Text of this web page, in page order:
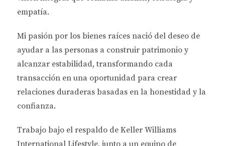
Factores que Influyen en las Tasas de
Interés
Existen varios factores que afectan las tasas de
interés para los préstamos inmobiliarios en Florida:
Historial Crediticio:Un buen historial crediticio
puede ayudar a asegurar tasas más bajas.
Tipo de Propiedad:
comerciales.
Duración del Préstamo:
Los préstamos a corto
empatía.
Mi pasión por los bienes raíces nació del deseo de
ayudar a las personas a construir patrimonio y
alcanzar estabilidad, transformando cada
transacción en una oportunidad para crear
relaciones duraderas basadas en la honestidad y la
confianza.
Trabajo bajo el respaldo de Keller Williams
International Lifestyle, junto a un equipo de